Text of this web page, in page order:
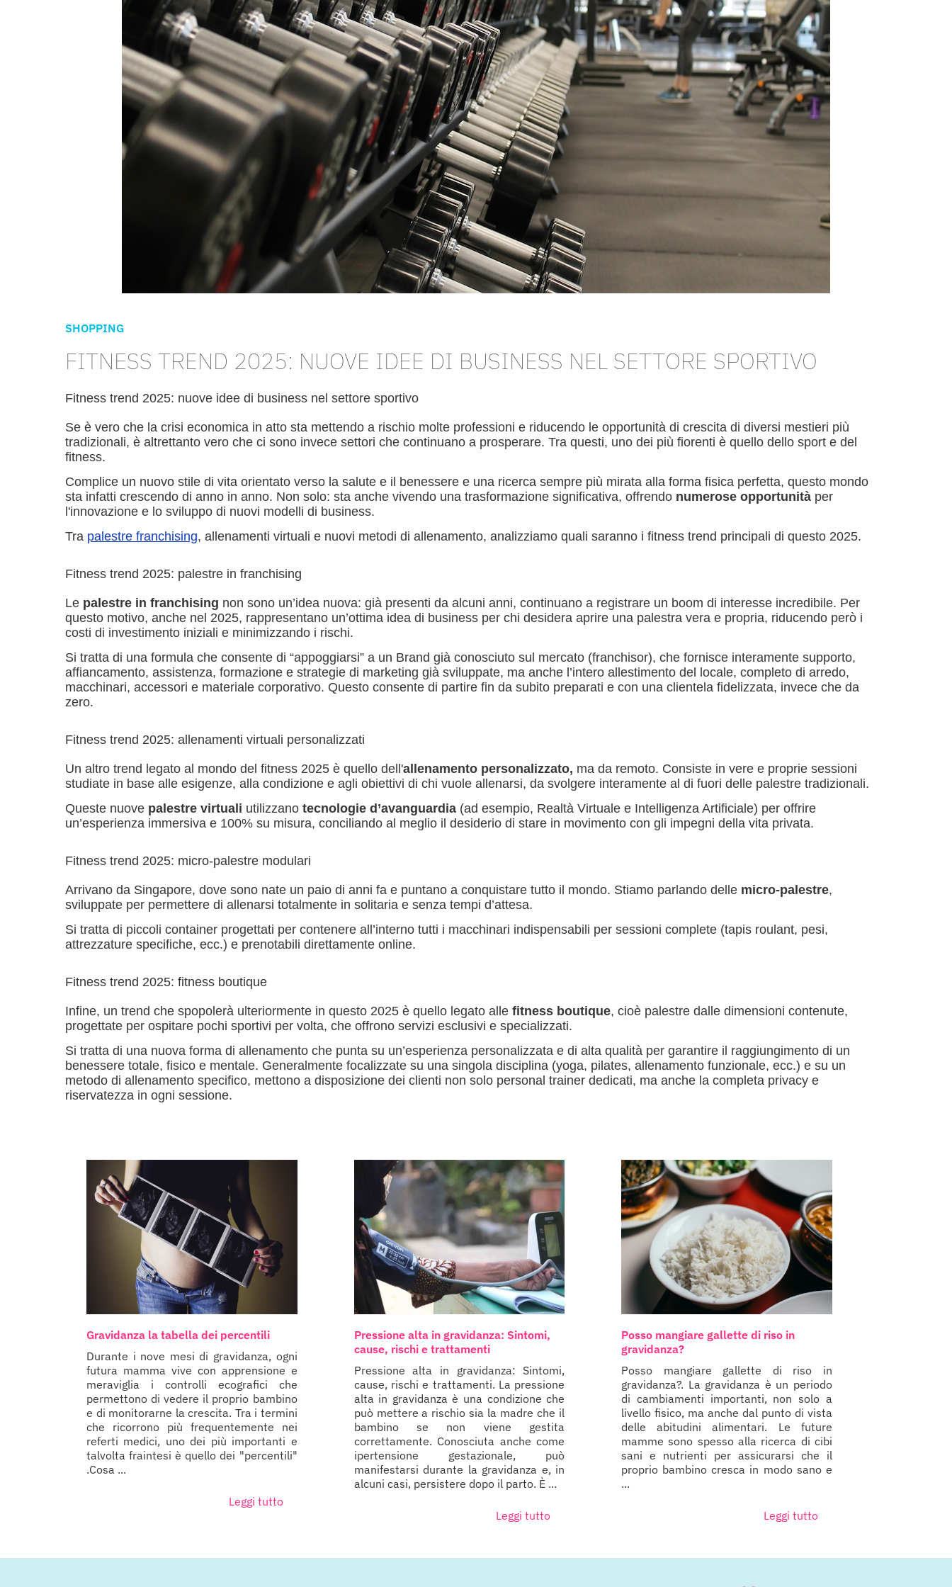
SHOPPING
FITNESS TREND 2025: NUOVE IDEE DI BUSINESS NEL SETTORE SPORTIVO
Fitness trend 2025: nuove idee di business nel settore sportivo
Se è vero che la crisi economica in atto sta mettendo a rischio molte professioni e riducendo le opportunità di crescita di diversi mestieri più
tradizionali, è altrettanto vero che ci sono invece settori che continuano a prosperare. Tra questi, uno dei più fiorenti è quello dello sport e del
fitness.
Complice un nuovo stile di vita orientato verso la salute e il benessere e una ricerca sempre più mirata alla forma fisica perfetta, questo mondo
sta infatti crescendo di anno in anno. Non solo: sta anche vivendo una trasformazione significativa, offrendo numerose opportunità per
l'innovazione e lo sviluppo di nuovi modelli di business.
Tra palestre franchising, allenamenti virtuali e nuovi metodi di allenamento, analizziamo quali saranno i fitness trend principali di questo 2025.
Fitness trend 2025: palestre in franchising
Le palestre in franchising non sono un’idea nuova: già presenti da alcuni anni, continuano a registrare un boom di interesse incredibile. Per
questo motivo, anche nel 2025, rappresentano un’ottima idea di business per chi desidera aprire una palestra vera e propria, riducendo però i
costi di investimento iniziali e minimizzando i rischi.
Si tratta di una formula che consente di “appoggiarsi” a un Brand già conosciuto sul mercato (franchisor), che fornisce interamente supporto,
affiancamento, assistenza, formazione e strategie di marketing già sviluppate, ma anche l’intero allestimento del locale, completo di arredo,
macchinari, accessori e materiale corporativo. Questo consente di partire fin da subito preparati e con una clientela fidelizzata, invece che da
zero.
Fitness trend 2025: allenamenti virtuali personalizzati
Un altro trend legato al mondo del fitness 2025 è quello dell'allenamento personalizzato, ma da remoto. Consiste in vere e proprie sessioni
studiate in base alle esigenze, alla condizione e agli obiettivi di chi vuole allenarsi, da svolgere interamente al di fuori delle palestre tradizionali.
Queste nuove palestre virtuali utilizzano tecnologie d’avanguardia (ad esempio, Realtà Virtuale e Intelligenza Artificiale) per offrire
un’esperienza immersiva e 100% su misura, conciliando al meglio il desiderio di stare in movimento con gli impegni della vita privata.
Fitness trend 2025: micro-palestre modulari
Arrivano da Singapore, dove sono nate un paio di anni fa e puntano a conquistare tutto il mondo. Stiamo parlando delle micro-palestre,
sviluppate per permettere di allenarsi totalmente in solitaria e senza tempi d’attesa.
Si tratta di piccoli container progettati per contenere all’interno tutti i macchinari indispensabili per sessioni complete (tapis roulant, pesi,
attrezzature specifiche, ecc.) e prenotabili direttamente online.
Fitness trend 2025: fitness boutique
Infine, un trend che spopolerà ulteriormente in questo 2025 è quello legato alle fitness boutique, cioè palestre dalle dimensioni contenute,
progettate per ospitare pochi sportivi per volta, che offrono servizi esclusivi e specializzati.
Si tratta di una nuova forma di allenamento che punta su un’esperienza personalizzata e di alta qualità per garantire il raggiungimento di un
benessere totale, fisico e mentale. Generalmente focalizzate su una singola disciplina (yoga, pilates, allenamento funzionale, ecc.) e su un
metodo di allenamento specifico, mettono a disposizione dei clienti non solo personal trainer dedicati, ma anche la completa privacy e
riservatezza in ogni sessione.
Gravidanza la tabella dei percentili
Durante i nove mesi di gravidanza, ogni
futura mamma vive con apprensione e
meraviglia i controlli ecografici che
permettono di vedere il proprio bambino
e di monitorarne la crescita. Tra i termini
che ricorrono più frequentemente nei
referti medici, uno dei più importanti e
talvolta fraintesi è quello dei "percentili"
.Cosa ...
Leggi tutto
Pressione alta in gravidanza: Sintomi,
cause, rischi e trattamenti
Pressione alta in gravidanza: Sintomi,
cause, rischi e trattamenti. La pressione
alta in gravidanza è una condizione che
può mettere a rischio sia la madre che il
bambino se non viene gestita
correttamente. Conosciuta anche come
ipertensione gestazionale, può
manifestarsi durante la gravidanza e, in
alcuni casi, persistere dopo il parto. È ...
Leggi tutto
Posso mangiare gallette di riso in
gravidanza?
Posso mangiare gallette di riso in
gravidanza?. La gravidanza è un periodo
di cambiamenti importanti, non solo a
livello fisico, ma anche dal punto di vista
delle abitudini alimentari. Le future
mamme sono spesso alla ricerca di cibi
sani e nutrienti per assicurarsi che il
proprio bambino cresca in modo sano e
...
Leggi tutto